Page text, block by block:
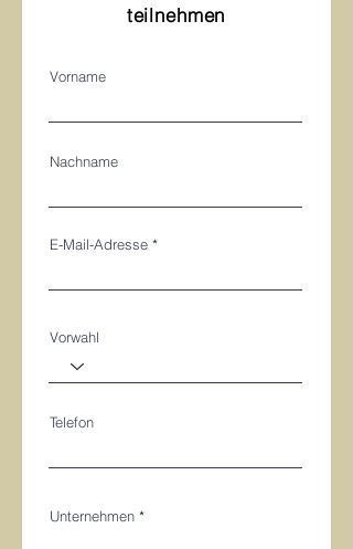
teilnehmen
Vorname
Nachname
E-Mail-Adresse
Vorwahl
Telefon
Unternehmen